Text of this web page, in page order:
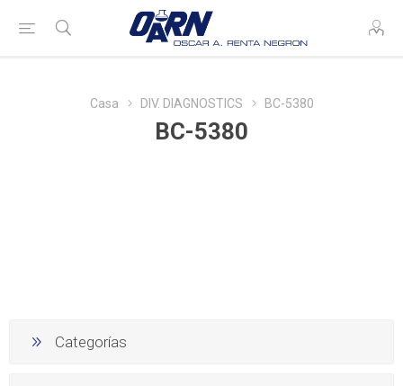
Casa DIV. DIAGNOSTICS BC-5380
BC-5380
Categorías